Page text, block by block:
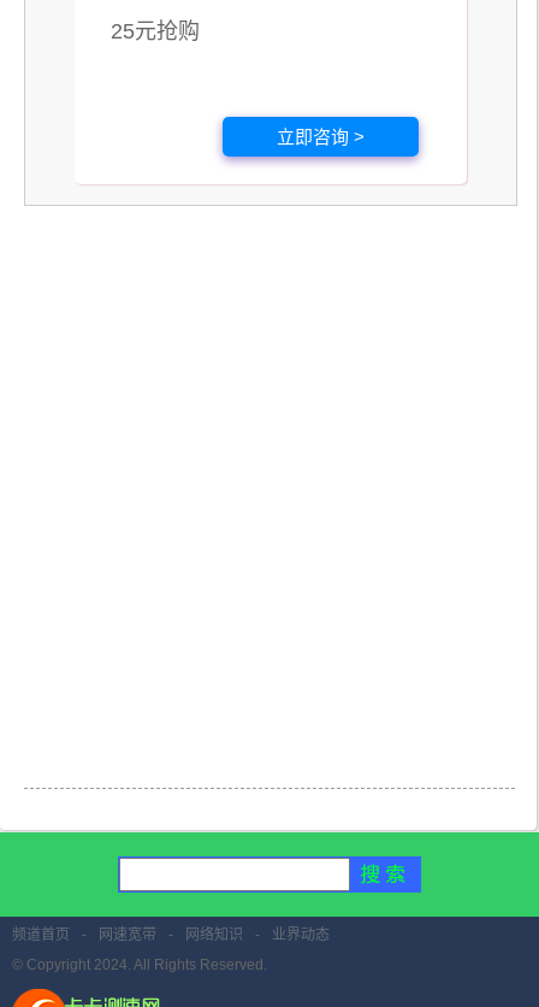
25元抢购
立即咨询 >
频道首页 - 网速宽带 - 网络知识 -
业界动态
© Copyright 2024. All Rights Reserved.